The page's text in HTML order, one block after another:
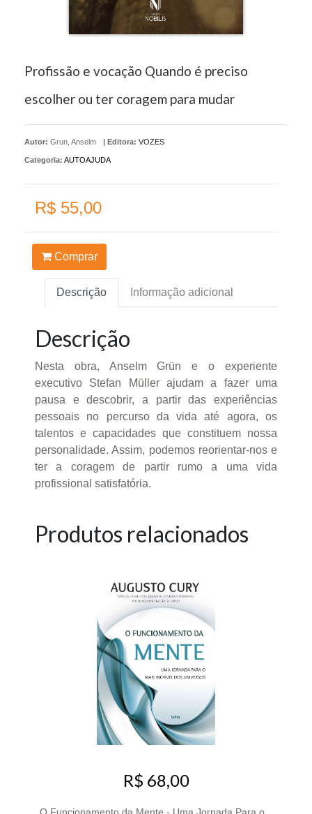
Profissão e vocação Quando é preciso
escolher ou ter coragem para mudar
Autor: Grun, Anselm | Editora: VOZES
Categoria: AUTOAJUDA
R$ 55,00
Comprar
Descrição Informação adicional
Descrição
Nesta obra, Anselm Grün e o experiente
executivo Stefan Müller ajudam a fazer uma
pausa e descobrir, a partir das experiências
pessoais no percurso da vida até agora, os
talentos e capacidades que constituem nossa
personalidade. Assim, podemos reorientar-nos e
ter a coragem de partir rumo a uma vida
profissional satisfatória.
Produtos relacionados
R$ 68,00
O Funcionamento da Mente - Uma Jornada Para o...